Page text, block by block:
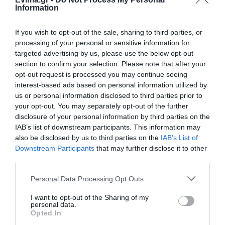
Information
If you wish to opt-out of the sale, sharing to third parties, or
processing of your personal or sensitive information for
targeted advertising by us, please use the below opt-out
section to confirm your selection. Please note that after your
opt-out request is processed you may continue seeing
interest-based ads based on personal information utilized by
us or personal information disclosed to third parties prior to
your opt-out. You may separately opt-out of the further
disclosure of your personal information by third parties on the
IAB’s list of downstream participants. This information may
also be disclosed by us to third parties on the IAB’s List of
Downstream Participants that may further disclose it to other
Please note that this website/app uses one or more Google
not limited to your visit or usage behaviour. You may click to
grant or deny consent to Google and its third-party tags to
use your data for below specified purposes in below Google
Personal Data Processing Opt Outs
I want to opt-out of the Sharing of my
personal data.
Opted In
Καφές: Τα οφέλη της μέτριας
κατανάλωσης σύμφωνα με ειδικό
06.08.2026 | 21:00
«Ανάσα» για τους αγρότες στην
Εύβοια: Ολοκληρώθηκε μεγάλο
έργο
06.08.2026 | 20:40
Ο λόγος που τηγανίζουμε ψάρια
του Σωτήρος – Πως θα κάνετε το
τέλειο μαγείρεμα
06.08.2026 | 20:20
Θρήνος στην Εύβοια: Έφυγε από
τροχαίο με αγριογούρουνο
Νέο σοβαρό τροχαίο στην Εύβοια:
Έσπασαν πιάτα στο
κεφάλι του Αταμάν –
Βίντεο από τη Σύμη
Α. Ο. Χαλκίς: Στον
αγιασμό ο
Μητροπολίτης – Η
κίνηση του κ.
Χρυσόστομου μέσα στο
γήπεδο που συγκίνησε
(vid)